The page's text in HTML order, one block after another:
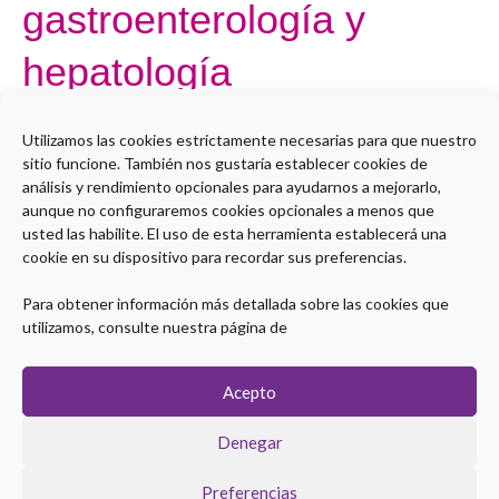
Utilizamos las cookies estrictamente necesarias para que nuestro
sitio funcione. También nos gustaría establecer cookies de
análisis y rendimiento opcionales para ayudarnos a mejorarlo,
aunque no configuraremos cookies opcionales a menos que
usted las habilite. El uso de esta herramienta establecerá una
cookie en su dispositivo para recordar sus preferencias.
Para obtener información más detallada sobre las cookies que
utilizamos, consulte nuestra página de
Acepto
Denegar
Preferencias
gastroenterología y
hepatología
Sorry, but you do not have permission to view this content.
Leer más »